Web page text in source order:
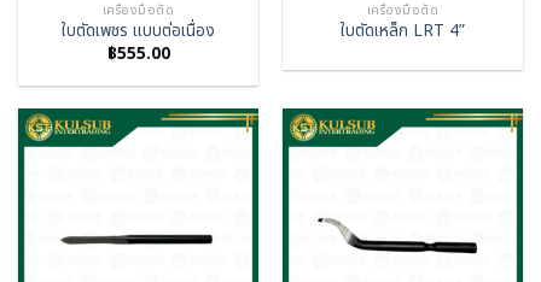
เครื่องมือตัด
ใบตัดเพชร แบบต่อเนื่อง
฿555.00
เครื่องมือตัด
ใบตัดเหล็ก LRT 4”